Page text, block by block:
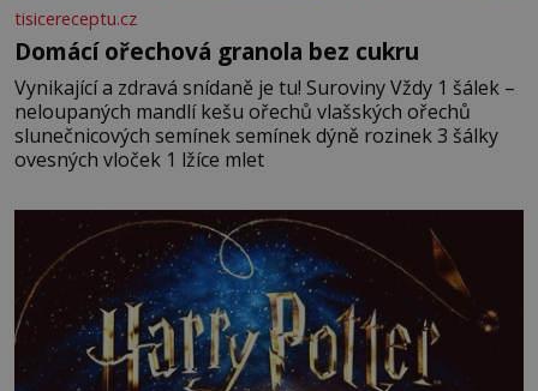
tisicereceptu.cz
Domácí ořechová granola bez cukru
Vynikající a zdravá snídaně je tu! Suroviny Vždy 1 šálek –
neloupaných mandlí kešu ořechů vlašských ořechů
slunečnicových semínek semínek dýně rozinek 3 šálky
ovesných vloček 1 lžíce mlet